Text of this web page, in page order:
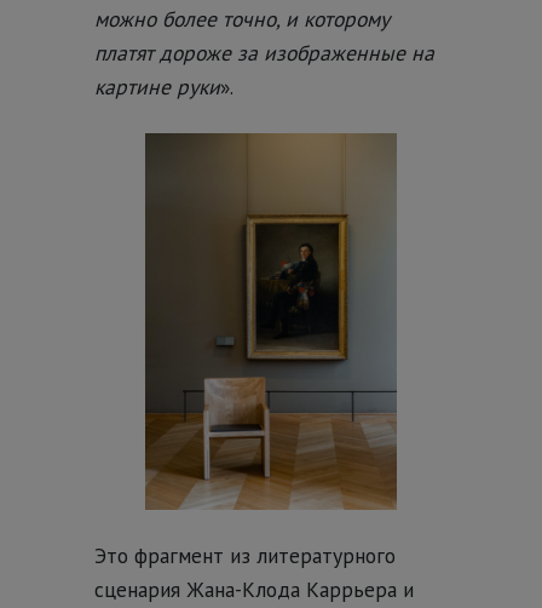
можно более точно, и которому
платят дороже за изображенные на
картине руки».
Это фрагмент из литературного
сценария Жана-Клода Каррьера и